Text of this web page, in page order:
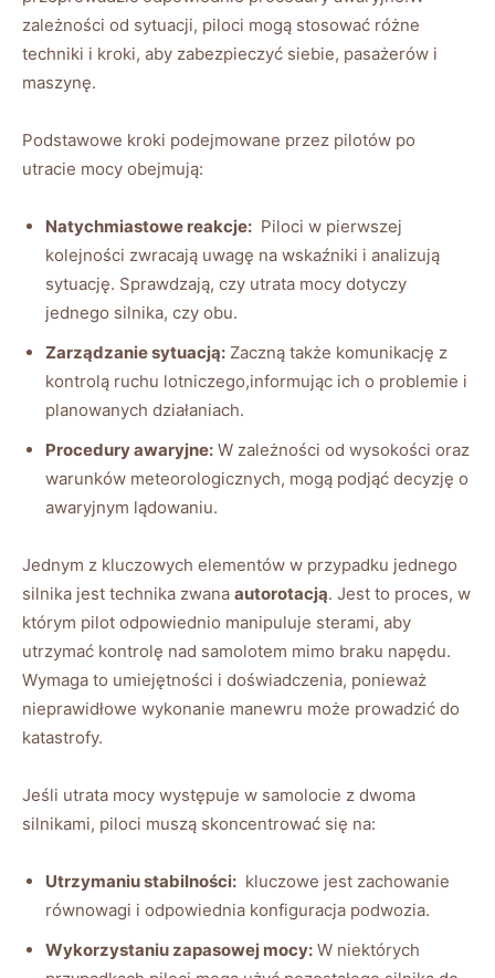
zależności od sytuacji, ​piloci ⁣mogą stosować różne
techniki ⁢i kroki, aby zabezpieczyć siebie, pasażerów i
maszynę.
Podstawowe kroki podejmowane przez pilotów po
utracie mocy obejmują:
Natychmiastowe reakcje: ⁢ Piloci w pierwszej
kolejności zwracają⁤ uwagę na wskaźniki i analizują
sytuację. Sprawdzają, czy​ utrata mocy dotyczy
jednego silnika, czy obu.
Zarządzanie sytuacją: Zaczną także komunikację ⁣z
⁢kontrolą ruchu lotniczego,informując ich ⁣o problemie i
planowanych działaniach.
Procedury awaryjne: ⁣W zależności⁤ od⁤ wysokości oraz
‍warunków ‍meteorologicznych, mogą podjąć ​decyzję o
awaryjnym lądowaniu.
Jednym z ‌kluczowych elementów w przypadku​ jednego
silnika jest technika zwana autorotacją. Jest to⁣ proces, w‍
którym pilot odpowiednio manipuluje sterami, aby
utrzymać kontrolę nad samolotem mimo braku napędu.‍
Wymaga to umiejętności​ i doświadczenia, ponieważ
nieprawidłowe wykonanie manewru może prowadzić do‍
katastrofy.
Jeśli ‍utrata mocy ⁤występuje w samolocie z dwoma
silnikami, piloci ‌muszą skoncentrować się na:
Utrzymaniu stabilności: ⁣ kluczowe jest zachowanie
równowagi i odpowiednia konfiguracja podwozia.
Wykorzystaniu zapasowej‍ mocy: W niektórych⁣